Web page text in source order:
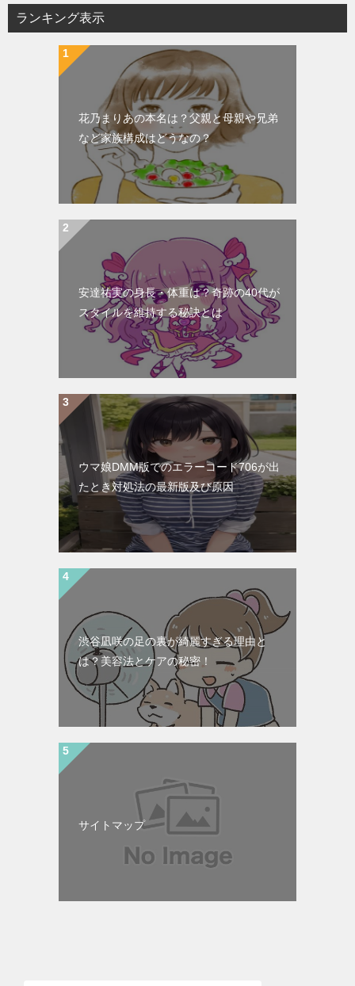
ビ
ゲ
ランキング表示
花乃まりあの本名は？父親と母親や兄弟
など家族構成はどうなの？
安達祐実の身長・体重は？奇跡の40代が
スタイルを維持する秘訣とは
ウマ娘DMM版でのエラーコード706が出
たとき対処法の最新版及び原因
渋谷凪咲の足の裏が綺麗すぎる理由と
は？美容法とケアの秘密！
サイトマップ